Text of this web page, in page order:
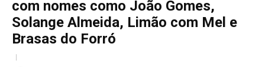
com nomes como João Gomes,
Solange Almeida, Limão com Mel e
Brasas do Forró